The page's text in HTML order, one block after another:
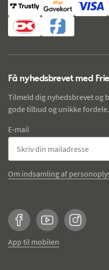
Få nyhedsbrevet med
Tilmeld dig nyhedsbrevet og
gode tilbud og unikke fordele.
E-mail
Om indsamling af
FacebookYouTubeInstagram
App til mobilen